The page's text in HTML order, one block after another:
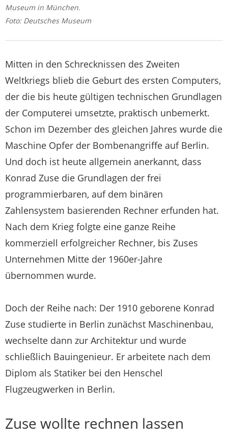
Museum in München.
Foto: Deutsches Museum
Mitten in den Schrecknissen des Zweiten
Weltkriegs blieb die Geburt des ersten Computers,
der die bis heute gültigen technischen Grundlagen
der Computerei umsetzte, praktisch unbemerkt.
Schon im Dezember des gleichen Jahres wurde die
Maschine Opfer der Bombenangriffe auf Berlin.
Und doch ist heute allgemein anerkannt, dass
Konrad Zuse die Grundlagen der frei
programmierbaren, auf dem binären
Zahlensystem basierenden Rechner erfunden hat.
Nach dem Krieg folgte eine ganze Reihe
kommerziell erfolgreicher Rechner, bis Zuses
Unternehmen Mitte der 1960er-Jahre
übernommen wurde.
Doch der Reihe nach: Der 1910 geborene Konrad
Zuse studierte in Berlin zunächst Maschinenbau,
wechselte dann zur Architektur und wurde
schließlich Bauingenieur. Er arbeitete nach dem
Diplom als Statiker bei den Henschel
Flugzeugwerken in Berlin.
Zuse wollte rechnen lassen